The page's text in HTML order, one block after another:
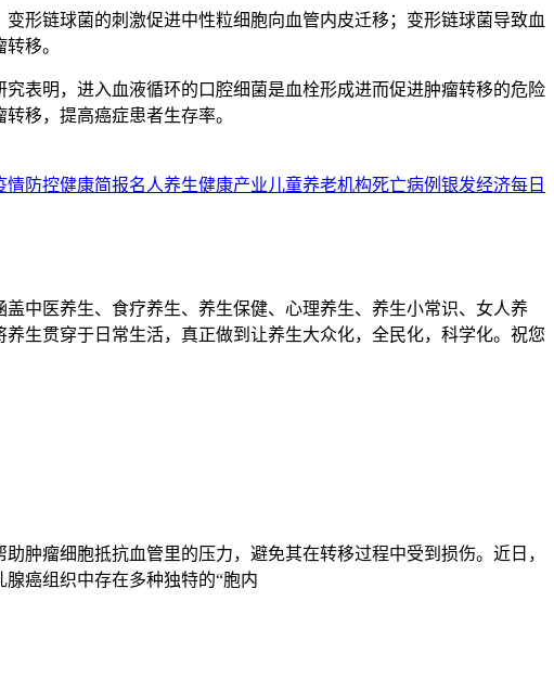
形链球菌的刺激促进中性粒细胞向血管内皮迁移；变形链球菌导致血
移。
表明，进入血液循环的口腔细菌是血栓形成进而促进肿瘤转移的危险
移，提高癌症患者生存率。
情防控健康简报名人养生健康产业儿童养老机构死亡病例 银发经济每日
中医养生、食疗养生、养生保健、心理养生、养生小常识、女人养
生贯穿于日常生活，真正做到让养生大众化，全民化，科学化。祝您
肿瘤细胞抵抗血管里的压力，避免其在转移过程中受到损伤。近日，
癌组织中存在多种独特的“胞内